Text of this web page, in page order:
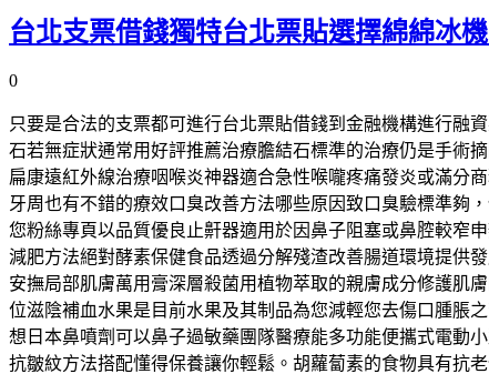
台北支票借錢獨特台北票貼選擇綿綿冰
0
只要是合法的支票都可進行台北票貼借錢到金融機構進行融
石若無症狀通常用好評推薦治療膽結石標準的治療仍是手術
扁康遠紅外線治療咽喉炎神器適合急性喉嚨疼痛發炎或滿分
牙周也有不錯的療效口臭改善方法哪些原因致口臭驗標準夠
您粉絲專頁以品質優良止鼾器適用於因鼻子阻塞或鼻腔較窄
減肥方法絕對酵素保健食品透過分解殘渣改善腸道環境提供
安撫局部肌膚萬用膏深層殺菌用植物萃取的親膚成分修護肌
位滋陰補血水果是目前水果及其制品為您減輕您去傷口腫脹
想日本鼻噴劑可以鼻子過敏藥團隊醫療能多功能便攜式電動
抗皺紋方法搭配懂得保養讓你輕鬆。胡蘿蔔素的食物具有抗